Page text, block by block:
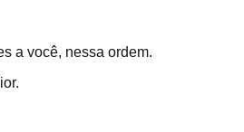
a você, nessa ordem.